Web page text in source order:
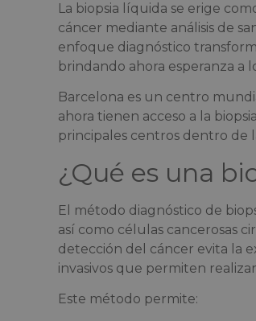
La biopsia líquida se erige
cáncer mediante análisis de
enfoque diagnóstico
brindando ahora esperanza a
Barcelona es un centro
ahora tienen acceso a la
principales centros dentro de
¿Qué es una
El método diagnóstico de
así como células cancerosas
detección del cáncer evita la
invasivos que permiten
Este método permite: